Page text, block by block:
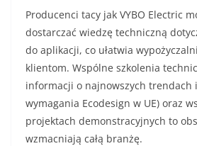
Producenci tacy jak VYBO Electric
dostarczać wiedzę techniczną
do aplikacji, co ułatwia
klientom. Wspólne szkolenia
informacji o najnowszych trendach
wymagania Ecodesign w UE) oraz
projektach demonstracyjnych to
wzmacniają całą branżę.